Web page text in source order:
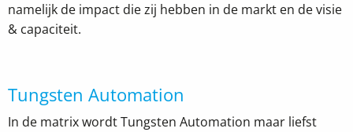
namelijk de impact die zij hebben in de markt en de visie
& capaciteit.
Tungsten Automation
In de matrix wordt Tungsten Automation maar liefst